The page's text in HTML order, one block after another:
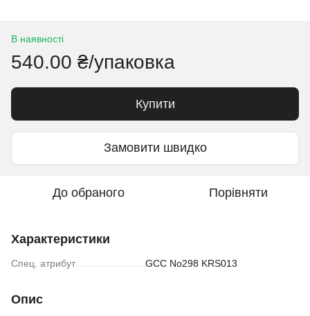
В наявності
540.00 ₴/упаковка
Купити
Замовити швидко
До обраного Порівняти
Характеристики
Спец. атрибут GCC No298 KRS013
Опис